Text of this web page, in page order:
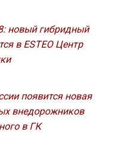
новый гибридный
в ESTEO Центр
появится новая
внедорожников
в ГК